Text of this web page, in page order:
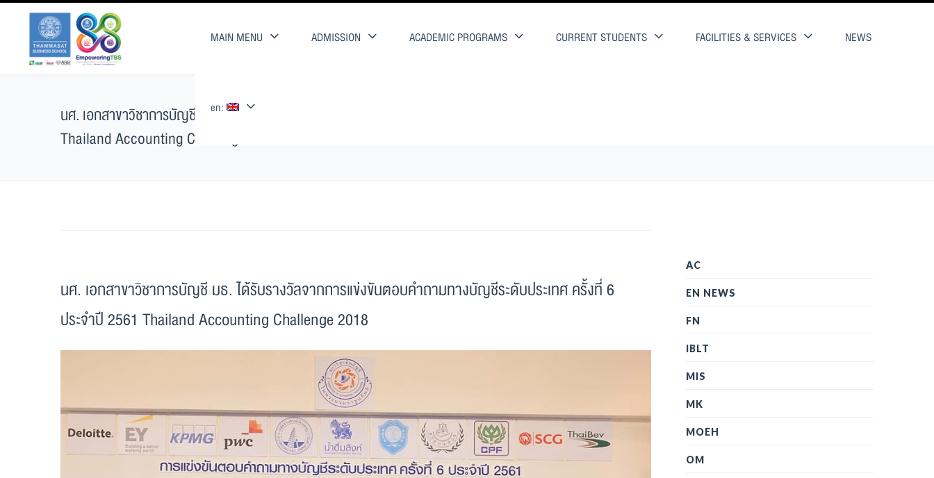
MAIN MENU ADMISSION ACADEMIC PROGRAMS CURRENT STUDENTS FACILITIES & SERVICES NEWS
en:
นศ. เอกสาขาวิชาการบัญชี มธ. ได้รับรางวัลจากการแข่งขันตอบคำถามทางบัญชีระดับประเทศ ครั้งที่ 6 ประจำปี 2561
Thailand Accounting Challenge 2018
นศ. เอกสาขาวิชาการบัญชี มธ. ได้รับรางวัลจากการแข่งขันตอบคำถามทางบัญชีระดับประเทศ ครั้งที่ 6
ประจำปี 2561 Thailand Accounting Challenge 2018
AC
EN NEWS
FN
IBLT
MIS
MK
MOEH
OM